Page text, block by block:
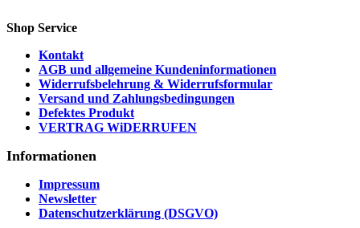
Shop Service
Kontakt
AGB und allgemeine Kundeninformationen
Widerrufsbelehrung & Widerrufsformular
Versand und Zahlungsbedingungen
Defektes Produkt
VERTRAG WiDERRUFEN
Informationen
Impressum
Newsletter
Datenschutzerklärung (DSGVO)